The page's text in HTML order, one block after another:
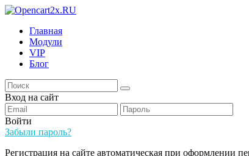
Главная
Модули
VIP
Блог
Вход на сайт
Войти
Забыли пароль?
Регистрация на сайте автоматическая при оформлении